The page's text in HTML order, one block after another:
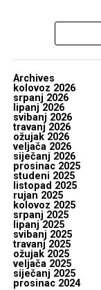
Archives
kolovoz 2026
srpanj 2026
lipanj 2026
svibanj 2026
travanj 2026
ožujak 2026
veljača 2026
siječanj 2026
prosinac 2025
studeni 2025
listopad 2025
rujan 2025
kolovoz 2025
srpanj 2025
lipanj 2025
svibanj 2025
travanj 2025
ožujak 2025
veljača 2025
siječanj 2025
prosinac 2024